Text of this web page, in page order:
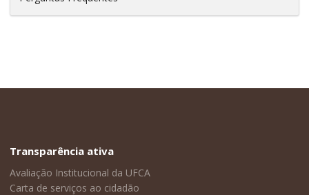
Transparência ativa
Avaliação Institucional da UFCA
Carta de serviços ao cidadão